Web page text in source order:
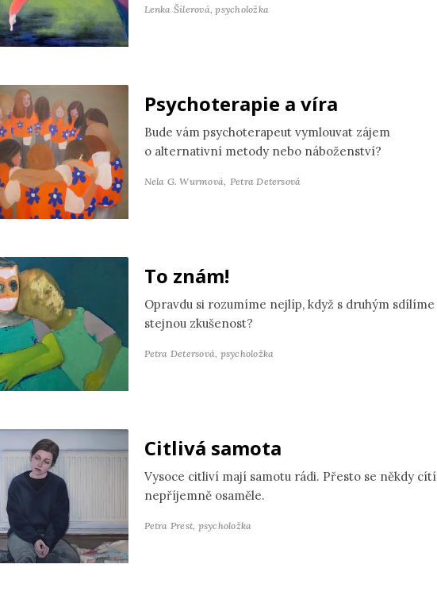
Lenka Šilerová,psycholožka
Psychoterapie a víra
Bude vám psychoterapeut vymlouvat zájem
o alternativní metody nebo náboženství?
Nela G. Wurmová, Petra Detersová
To znám!
Opravdu si rozumíme nejlíp, když s druhým sdílíme
stejnou zkušenost?
Petra Detersová, psycholožka
Citlivá samota
Vysoce citliví mají samotu rádi. Přesto se někdy cítí
nepříjemně osaměle.
Petra Prest, psycholožka